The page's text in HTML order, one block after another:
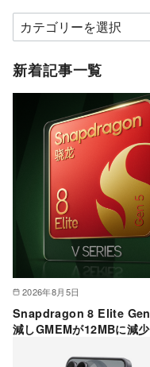
カ
テ
ゴ
新着記事一覧
2026年8月5日
Snapdragon 8 Elite Gen
減しGMEMが12MBに減少